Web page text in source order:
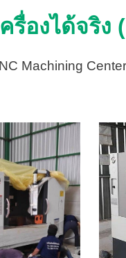
รื่องได้จริง
Machining